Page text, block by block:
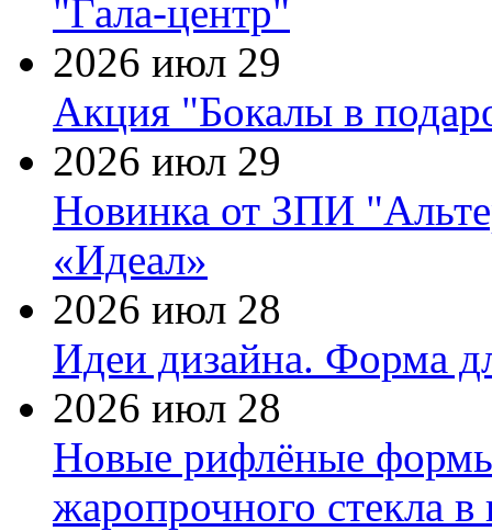
"Гала-центр"
2026 июл 29
Акция "Бокалы в
2026 июл 29
Новинка от ЗПИ
«Идеал»
2026 июл 28
Идеи дизайна. Форма
2026 июл 28
Новые рифлёные формы
жаропрочного стекла